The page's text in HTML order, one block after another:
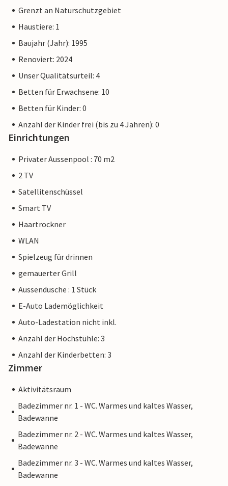
Grenzt an Naturschutzgebiet
Haustiere: 1
Baujahr (Jahr): 1995
Renoviert: 2024
Unser Qualitätsurteil: 4
Betten für Erwachsene: 10
Betten für Kinder: 0
Anzahl der Kinder frei (bis zu 4 Jahren): 0
Einrichtungen
Privater Aussenpool : 70 m2
2 TV
Satellitenschüssel
Smart TV
Haartrockner
WLAN
Spielzeug für drinnen
gemauerter Grill
Aussendusche : 1 Stück
E-Auto Lademöglichkeit
Auto-Ladestation nicht inkl.
Anzahl der Hochstühle: 3
Anzahl der Kinderbetten: 3
Zimmer
Aktivitätsraum
Badezimmer nr. 1 - WC. Warmes und kaltes Wasser,
Badewanne
Badezimmer nr. 2 - WC. Warmes und kaltes Wasser,
Badewanne
Badezimmer nr. 3 - WC. Warmes und kaltes Wasser,
Badewanne